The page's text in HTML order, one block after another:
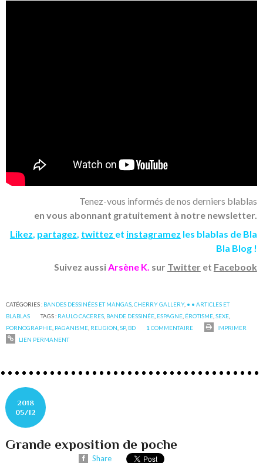
Tenez-vous informés de nos derniers blablas
en vous abonnant gratuitement à notre newsletter.
Likez partagez twittez et instagramez les blablas de Bla
Bla Blog !
Suivez aussiArsène K. sur Twitter et Facebook
CATÉGORIES : BANDES DESSINÉES ET MANGAS ,CHERRY GALLERY, • • ARTICLES ET
BLABLAS
TAGS : RAULO CACERES BANDE DESSINÉE ESPAGNE ÉROTISME ,SEXE
PORNOGRAPHIE PAGANISME RELIGION ,SP, BD 1 COMMENTAIRE
IMPRIMER
LIEN PERMANENT
2018
05/12
Grande exposition de poche
Share